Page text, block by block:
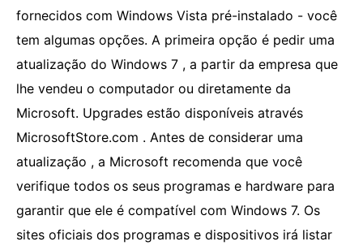
fornecidos com Windows Vista pré-instalado - você
tem algumas opções. A primeira opção é pedir uma
atualização do Windows 7 , a partir da empresa que
lhe vendeu o computador ou diretamente da
Microsoft. Upgrades estão disponíveis através
MicrosoftStore.com . Antes de considerar uma
atualização , a Microsoft recomenda que você
verifique todos os seus programas e hardware para
garantir que ele é compatível com Windows 7. Os
sites oficiais dos programas e dispositivos irá listar